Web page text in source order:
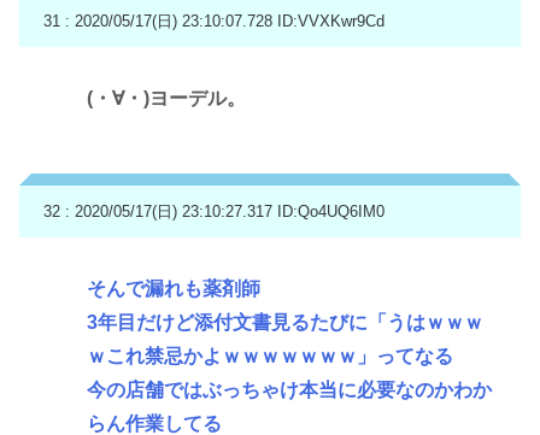
31 : 2020/05/17(日) 23:10:07.728 ID:VVXKwr9Cd
(・∀・)ヨーデル。
32 : 2020/05/17(日) 23:10:27.317 ID:Qo4UQ6IM0
そんで漏れも薬剤師
3年目だけど添付文書見るたびに「うはｗｗｗ
ｗこれ禁忌かよｗｗｗｗｗｗｗ」ってなる
今の店舗ではぶっちゃけ本当に必要なのかわか
らん作業してる